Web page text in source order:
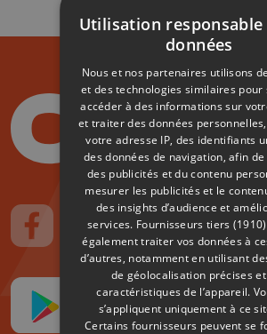
Suivez-nous sur FaceBook
Suivez-nous sur Instagram
Suivez-nous
Utilisation responsable
données
Nous et nos partenaires utilisons
et des technologies similaires pour
accéder à des informations sur
et traiter des données
votre adresse IP, des identifiants
des données de navigation, afin
des publicités et du contenu
mesurer les publicités et le
des insights d’audience et
services. Fournisseurs tiers (1910)
également traiter vos données à
d’autres, notamment en utilisant
de géolocalisation précises
caractéristiques de l’appareil.
s’appliquent uniquement à ce
Certains fournisseurs peuvent se